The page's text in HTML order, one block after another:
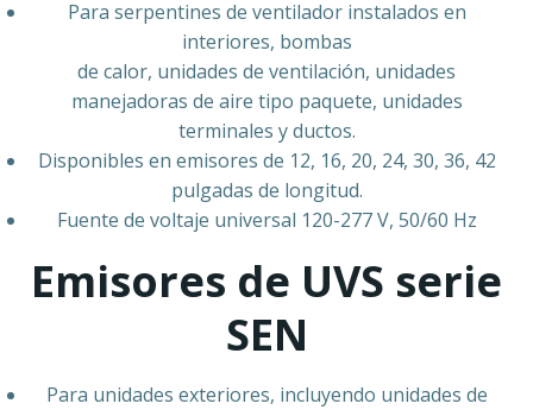
Para serpentines de ventilador instalados en
interiores, bombas
de calor, unidades de ventilación, unidades
manejadoras de aire tipo paquete, unidades
terminales y ductos.
Disponibles en emisores de 12, 16, 20, 24, 30, 36, 42
pulgadas de longitud.
Fuente de voltaje universal 120-277 V, 50/60 Hz
Emisores de UVS serie
SEN
Para unidades exteriores, incluyendo unidades de